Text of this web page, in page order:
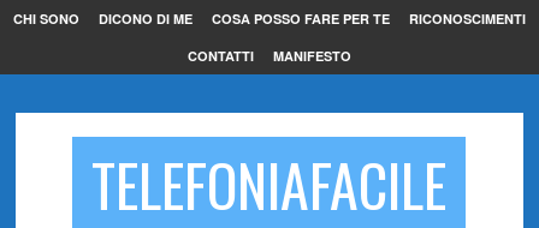
CHI SONO DICONO DI ME COSA POSSO FARE PER TE RICONOSCIMENTI
CONTATTI MANIFESTO
TELEFONIAFACILE